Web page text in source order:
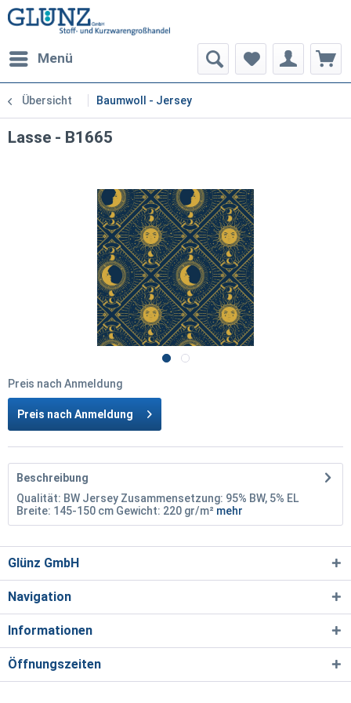
Menü
Übersicht Baumwoll - Jersey
Lasse - B1665
Preis nach Anmeldung
Preis nach Anmeldung
Beschreibung
Qualität: BW Jersey Zusammensetzung: 95% BW, 5% EL
Breite: 145-150 cm Gewicht: 220 gr/m² mehr
Glünz GmbH
Navigation
Informationen
Öffnungszeiten